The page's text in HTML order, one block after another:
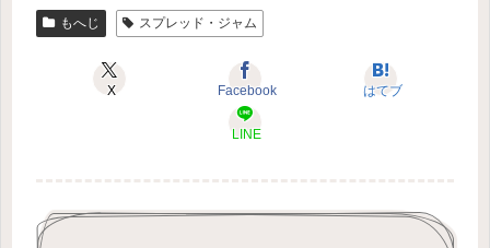
もへじ スプレッド・ジャム
X Facebook はてブ
LINE